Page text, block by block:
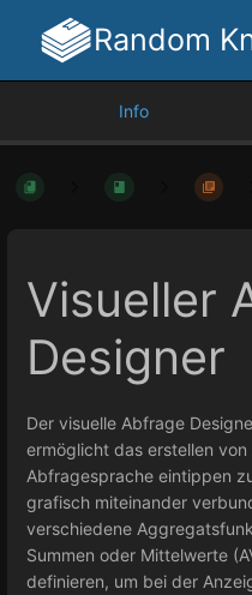
Random
Info
Visueller
Designer
Der visuelle Abfrage
ermöglicht das erstellen
Abfragesprache eintippen
grafisch miteinander
verschiedene
Summen oder Mittelwerte
definieren, um bei der